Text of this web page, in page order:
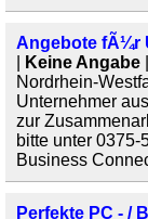
Angebote fÃ¼r
Keine Angabe
Nordrhein-
Unternehmer
zur
bitte unter
Business
Perfekte PC - /